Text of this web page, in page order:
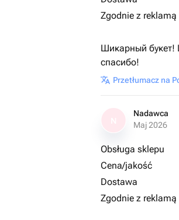
Zgodnie z reklamą
Шикарный букет!
спасибо!
Przetłumacz na
Nadawca
Maj 2026
Obsługa sklepu
Cena/jakość
Dostawa
Zgodnie z reklamą